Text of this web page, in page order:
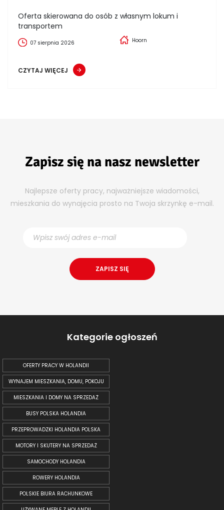
Oferta skierowana do osób z własnym lokum i
transportem
07 sierpnia 2026 Hoorn
CZYTAJ WIĘCEJ
Zapisz się na nasz newsletter
Najlepsze oferty pracy, najważniejsze wiadomości,
mieszkania do wynajęcia prosto na Twoja skrzynkę e-mail.
Kategorie ogłoszeń
OFERTY PRACY W HOLANDII
WYNAJEM MIESZKANIA, DOMU, POKOJU
MIESZKANIA I DOMY NA SPRZEDAŻ
BUSY POLSKA HOLANDIA
PRZEPROWADZKI HOLANDIA POLSKA
MOTORY I SKUTERY NA SPRZEDAŻ
SAMOCHODY HOLANDIA
ROWERY HOLANDIA
POLSKIE BIURA RACHUNKOWE